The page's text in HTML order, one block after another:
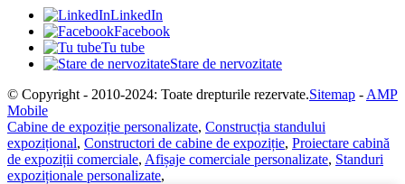
LinkedIn
Facebook
Tu tube
Stare de nervozitate
© Copyright - 2010-2024: Toate drepturile rezervate.Sitemap - AMP
Mobile
Cabine de expoziție personalizate, Construcția standului
expozițional, Constructori de cabine de expoziție, Proiectare cabină
de expoziții comerciale, Afișaje comerciale personalizate, Standuri
expoziționale personalizate,